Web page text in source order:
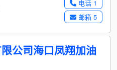
电话 1
邮箱 5
公司海口凤翔加油